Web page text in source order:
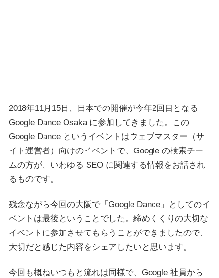
2018年11月15日、日本での開催が今年2回目となる
Google Dance Osaka に参加してきました。この
Google Dance というイベントはウェブマスター（サ
イト運営者）向けのイベントで、Google の検索チー
ムの方が、いわゆる SEO に関連する情報をお話され
るものです。
残念ながら今回の大阪で「Google Dance」としてのイ
ベントは最後ということでした。締めくくりの大切な
イベントに参加させてもらうことができましたので、
大切だと感じた内容をシェアしたいと思います。
今回も概ねいつもと流れは同様で、Google 社員から